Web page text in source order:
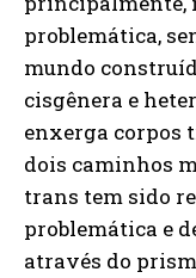
problemática,
mundo
cisgênera e
enxerga corpos
dois caminhos
trans tem sido
problemática e
através do